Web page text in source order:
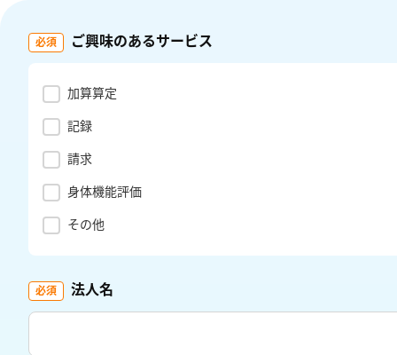
ご興味のあるサービス
加算算定
記録
請求
身体機能評価
その他
法人名